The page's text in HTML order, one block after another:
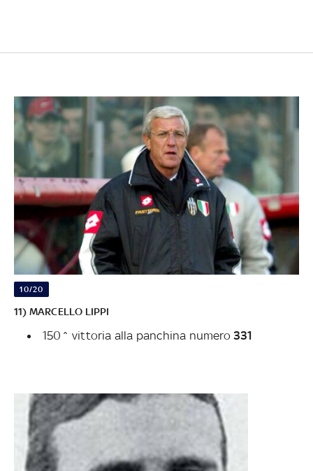
10/20
11) MARCELLO LIPPI
150^ vittoria alla panchina numero 331